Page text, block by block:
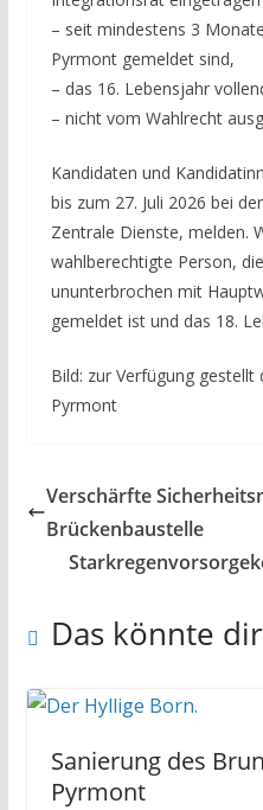
– seit mindestens 3
Pyrmont gemeldet sind,
– das 16. Lebensjahr
– nicht vom Wahlrecht
Kandidaten und
bis zum 27. Juli 2026 bei
Zentrale Dienste, melden.
wahlberechtigte Person,
ununterbrochen mit
gemeldet ist und das 18.
Bild: zur Verfügung gestellt
Pyrmont
Verschärfte
Brückenbaustelle
Das könnte
Sanierung des
Pyrmont